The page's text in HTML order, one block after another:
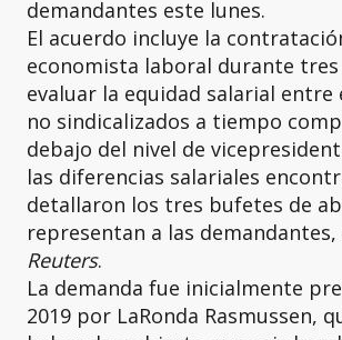
demandantes este lunes.
El acuerdo incluye la
economista laboral durante tres
evaluar la equidad salarial entre
no sindicalizados a tiempo
debajo del nivel de
las diferencias salariales
detallaron los tres bufetes de
representan a las demandantes,
Reuters.
La demanda fue inicialmente
2019 por LaRonda Rasmussen,